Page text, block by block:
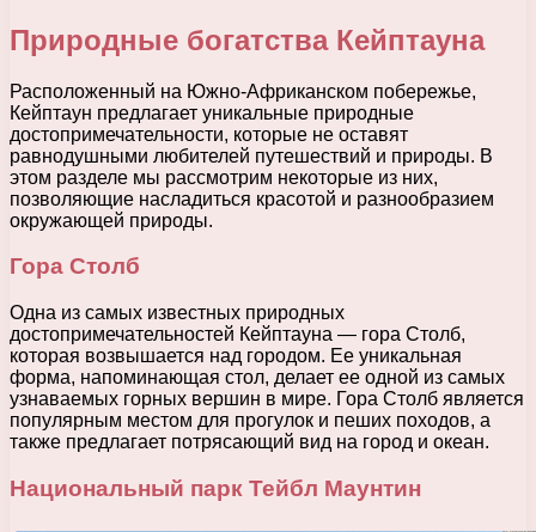
Природные богатства Кейптауна
Расположенный на Южно-Африканском побережье,
Кейптаун предлагает уникальные природные
достопримечательности, которые не оставят
равнодушными любителей путешествий и природы. В
этом разделе мы рассмотрим некоторые из них,
позволяющие насладиться красотой и разнообразием
окружающей природы.
Гора Столб
Одна из самых известных природных
достопримечательностей Кейптауна — гора Столб,
которая возвышается над городом. Ее уникальная
форма, напоминающая стол, делает ее одной из самых
узнаваемых горных вершин в мире. Гора Столб является
популярным местом для прогулок и пеших походов, а
также предлагает потрясающий вид на город и океан.
Национальный парк Тейбл Маунтин